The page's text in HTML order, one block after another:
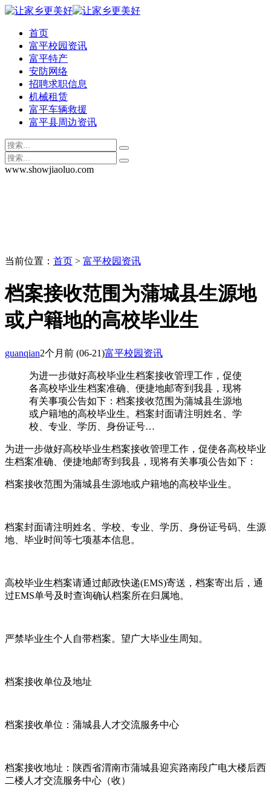
首页
富平校园资讯
富平特产
安防网络
招聘求职信息
机械租赁
富平车辆救援
富平县周边资讯
www.showjiaoluo.com
当前位置： 首页 > 富平校园资讯
档案接收范围为蒲城县生源地
或户籍地的高校毕业生
guanqian2个月前 (06-21)富平校园资讯
为进一步做好高校毕业生档案接收管理工作，促使
各高校毕业生档案准确、便捷地邮寄到我县，现将
有关事项公告如下：档案接收范围为蒲城县生源地
或户籍地的高校毕业生。档案封面请注明姓名、学
校、专业、学历、身份证号…
为进一步做好高校毕业生档案接收管理工作，促使各高校毕业
生档案准确、便捷地邮寄到我县，现将有关事项公告如下：
档案接收范围为蒲城县生源地或户籍地的高校毕业生。
档案封面请注明姓名、学校、专业、学历、身份证号码、生源
地、毕业时间等七项基本信息。
高校毕业生档案请通过邮政快递(EMS)寄送，档案寄出后，通
过EMS单号及时查询确认档案所在归属地。
严禁毕业生个人自带档案。望广大毕业生周知。
档案接收单位及地址
档案接收单位：蒲城县人才交流服务中心
档案接收地址：陕西省渭南市蒲城县迎宾路南段广电大楼后西
二楼人才交流服务中心（收）